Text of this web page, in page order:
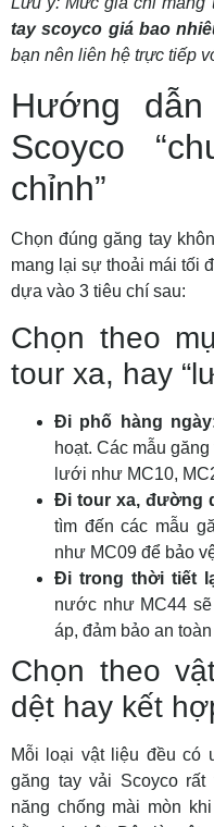
tay scoyco giá bao
bạn nên liên hệ trực tiếp
Hướng
Scoyco
chỉnh”
Chọn đúng găng tay
mang lại sự thoải mái tối
dựa vào 3 tiêu chí sau:
Chọn theo
tour xa, hay
Đi phố hàng
hoạt. Các mẫu
lưới như MC10,
Đi tour xa, đường
tìm đến các mẫu
như MC09 để bảo
Đi trong thời tiết
nước như MC44
áp, đảm bảo an
Chọn theo
dệt hay kết
Mỗi loại vật liệu đều có
găng tay vải Scoyco
năng chống mài mòn